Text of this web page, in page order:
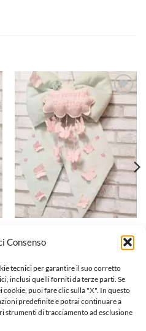
Consenso
tecnici per garantire il suo corretto
inclusi quelli forniti da terze parti. Se
cookie, puoi fare clic sulla "X". In questo
predefinite e potrai continuare a
strumenti di tracciamento ad esclusione
Aggiungi
alla lista
dei
desideri
Fiocco nascita
Aggiungi alla lista dei
desideri